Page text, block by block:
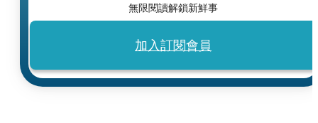
無限閱讀解鎖新鮮事
加入訂閱會員